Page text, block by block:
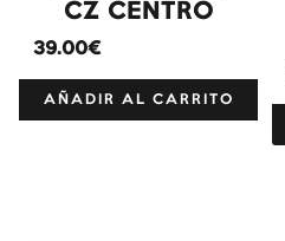
CZ CENTRO
39.00€
AÑADIR AL CARRITO